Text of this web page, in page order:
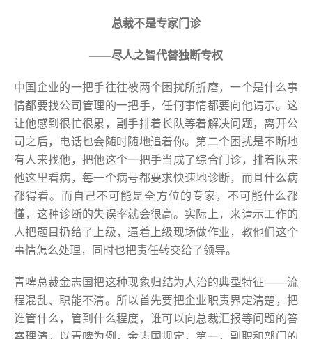
总裁不是专家门诊
——尽人之智代替独断专权
中国企业的一把手往往被两个困扰所折磨，一个是什么事
情都要找公司管理的一把手，任何事情都要向他请示。这
让他感到很忙很累，副手排着长队等着解决问题，离开公
司之后，电话也会随时随地追着你。第二个困扰是不断地
有人来找他，把他这个一把手当成了综合门诊，排着队来
他这里看病，每一个病号都要求快速地诊断，而且什么病
都得看。而自己不可能是全方位的专家，不可能什么都
懂，这种诊断的失误率就会很高。实际上，来请示工作的
人把题目扔给了上级，逼着上级现场做作业，教他们这个
事情怎么处理，同时也把责任转交给了领导。
青啤总裁金志国把这种现象归结为人治的典型特征——流
程混乱、职能不清。所以首先要把企业职责界定清楚，把
谁管什么，管到什么程度，谁可以向总裁汇报等问题的答